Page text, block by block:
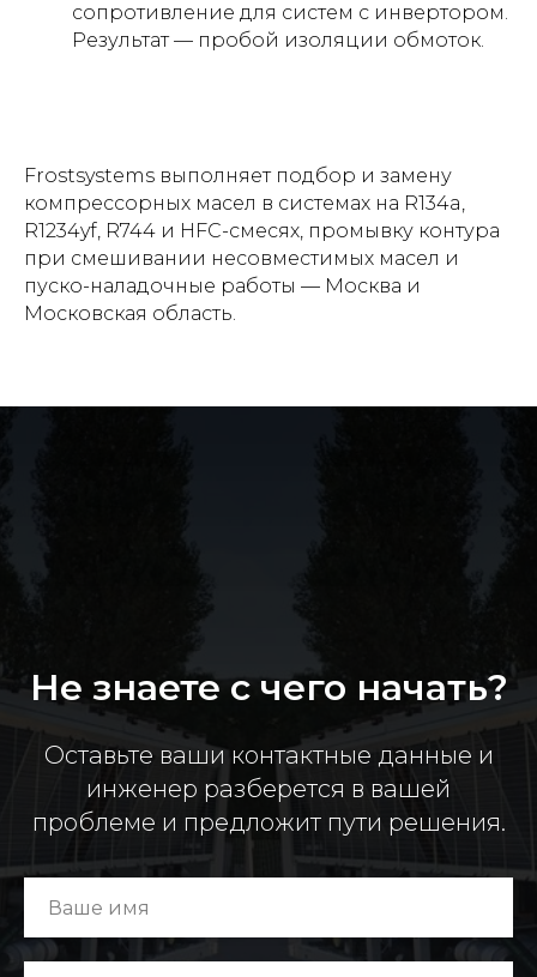
сопротивление для систем с инвертором.
Результат — пробой изоляции обмоток.
Frostsystems выполняет подбор и замену
компрессорных масел в системах на R134a,
R1234yf, R744 и HFC-смесях, промывку контура
при смешивании несовместимых масел и
пуско-наладочные работы — Москва и
Московская область.
Не знаете с чего начать?
Оставьте ваши контактные данные и
инженер разберется в вашей
проблеме и предложит пути решения.